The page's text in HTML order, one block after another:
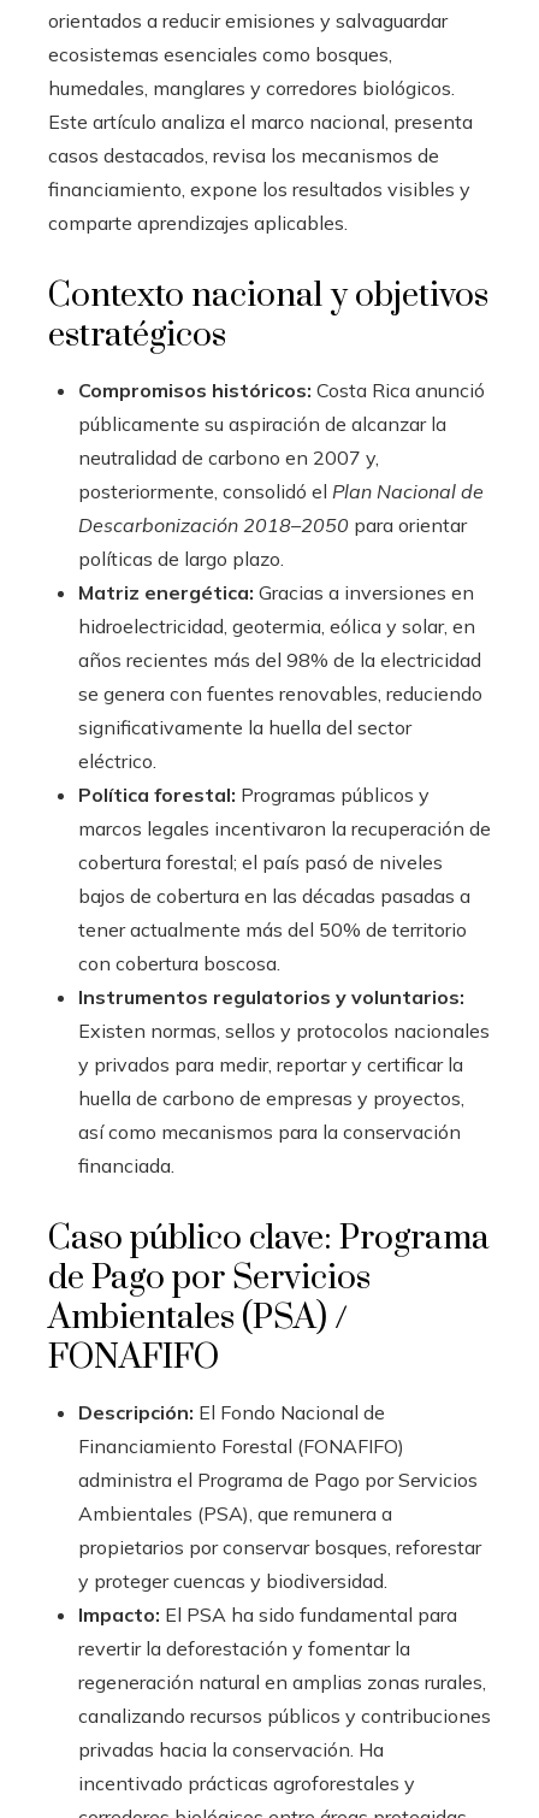
orientados a reducir emisiones y salvaguardar
ecosistemas esenciales como bosques,
humedales, manglares y corredores biológicos.
Este artículo analiza el marco nacional, presenta
casos destacados, revisa los mecanismos de
financiamiento, expone los resultados visibles y
comparte aprendizajes aplicables.
Contexto nacional y objetivos
estratégicos
Compromisos históricos: Costa Rica anunció
públicamente su aspiración de alcanzar la
neutralidad de carbono en 2007 y,
posteriormente, consolidó el Plan Nacional de
Descarbonización 2018–2050 para orientar
políticas de largo plazo.
Matriz energética: Gracias a inversiones en
hidroelectricidad, geotermia, eólica y solar, en
años recientes más del 98% de la electricidad
se genera con fuentes renovables, reduciendo
significativamente la huella del sector
eléctrico.
Política forestal: Programas públicos y
marcos legales incentivaron la recuperación de
cobertura forestal; el país pasó de niveles
bajos de cobertura en las décadas pasadas a
tener actualmente más del 50% de territorio
con cobertura boscosa.
Instrumentos regulatorios y voluntarios:
Existen normas, sellos y protocolos nacionales
y privados para medir, reportar y certificar la
huella de carbono de empresas y proyectos,
así como mecanismos para la conservación
financiada.
Caso público clave: Programa
de Pago por Servicios
Ambientales (PSA) /
FONAFIFO
Descripción: El Fondo Nacional de
Financiamiento Forestal (FONAFIFO)
administra el Programa de Pago por Servicios
Ambientales (PSA), que remunera a
propietarios por conservar bosques, reforestar
y proteger cuencas y biodiversidad.
Impacto: El PSA ha sido fundamental para
revertir la deforestación y fomentar la
regeneración natural en amplias zonas rurales,
canalizando recursos públicos y contribuciones
privadas hacia la conservación. Ha
incentivado prácticas agroforestales y